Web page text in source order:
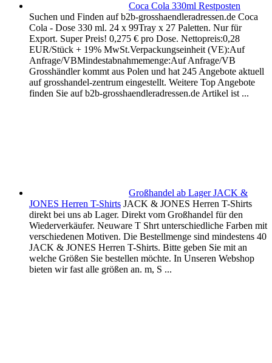
Coca Cola 330ml Restposten
Suchen und Finden auf b2b-grosshaendleradressen.de Coca
Cola - Dose 330 ml. 24 x 99Tray x 27 Paletten. Nur für
Export. Super Preis! 0,275 € pro Dose. Nettopreis:0,28
EUR/Stück + 19% MwSt.Verpackungseinheit (VE):Auf
Anfrage/VBMindestabnahmemenge:Auf Anfrage/VB
Grosshändler kommt aus Polen und hat 245 Angebote aktuell
auf grosshandel-zentrum eingestellt. Weitere Top Angebote
finden Sie auf b2b-grosshaendleradressen.de Artikel ist ...
Großhandel ab Lager JACK &
JONES Herren T-Shirts JACK & JONES Herren T-Shirts
direkt bei uns ab Lager. Direkt vom Großhandel für den
Wiederverkäufer. Neuware T Shrt unterschiedliche Farben mit
verschiedenen Motiven. Die Bestellmenge sind mindestens 40
JACK & JONES Herren T-Shirts. Bitte geben Sie mit an
welche Größen Sie bestellen möchte. In Unseren Webshop
bieten wir fast alle größen an. m, S ...